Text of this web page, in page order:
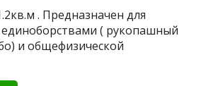
. Предназначен для
( рукопашный
и общефизической